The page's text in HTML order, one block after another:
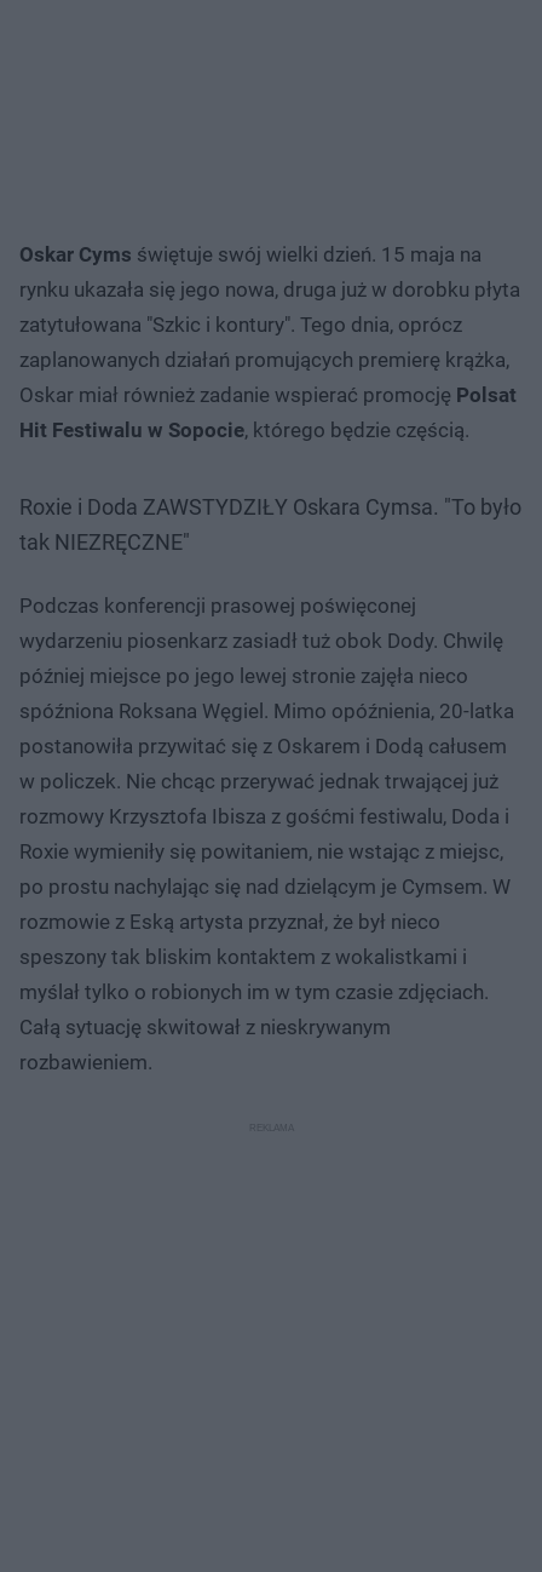
Oskar Cyms świętuje swój wielki dzień. 15 maja na
rynku ukazała się jego nowa, druga już w dorobku płyta
zatytułowana "Szkic i kontury". Tego dnia, oprócz
zaplanowanych działań promujących premierę krążka,
Oskar miał również zadanie wspierać promocję Polsat
Hit Festiwalu w Sopocie, którego będzie częścią.
Roxie i Doda ZAWSTYDZIŁY Oskara Cymsa. "To było
tak NIEZRĘCZNE"
Podczas konferencji prasowej poświęconej
wydarzeniu piosenkarz zasiadł tuż obok Dody. Chwilę
później miejsce po jego lewej stronie zajęła nieco
spóźniona Roksana Węgiel. Mimo opóźnienia, 20-latka
postanowiła przywitać się z Oskarem i Dodą całusem
w policzek. Nie chcąc przerywać jednak trwającej już
rozmowy Krzysztofa Ibisza z gośćmi festiwalu, Doda i
Roxie wymieniły się powitaniem, nie wstając z miejsc,
po prostu nachylając się nad dzielącym je Cymsem. W
rozmowie z Eską artysta przyznał, że był nieco
speszony tak bliskim kontaktem z wokalistkami i
myślał tylko o robionych im w tym czasie zdjęciach.
Całą sytuację skwitował z nieskrywanym
rozbawieniem.